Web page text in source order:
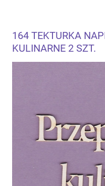
164 TEKTURKA
KULINARNE 2 SZT.